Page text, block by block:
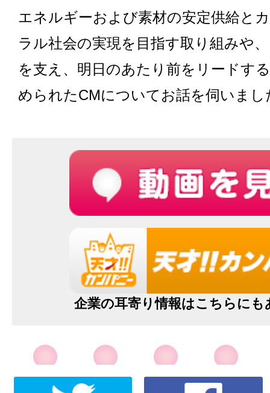
エネルギーおよび素材の安定供給と
ラル社会の実現を目指す取り組みや
を支え、明日のあたり前をリードす
められたCMについてお話を伺いまし
企業の耳寄り情報はこちらにも